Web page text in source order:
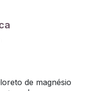
de magnésio